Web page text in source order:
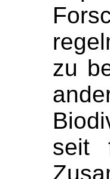
zu
seit